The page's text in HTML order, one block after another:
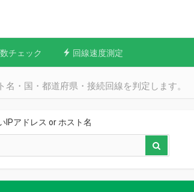
チェック 回線速度測定
名・国・都道府県・接続回線を判定します。
IPアドレス or ホスト名